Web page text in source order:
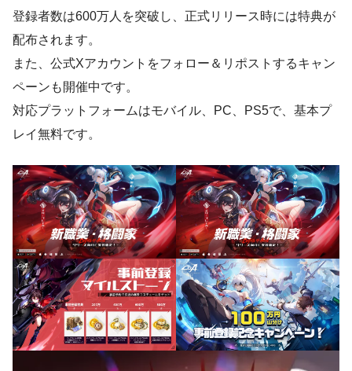
登録者数は600万人を突破し、正式リリース時には特典が
配布されます。
また、公式Xアカウントをフォロー＆リポストするキャン
ペーンも開催中です。
対応プラットフォームはモバイル、PC、PS5で、基本プ
レイ無料です。